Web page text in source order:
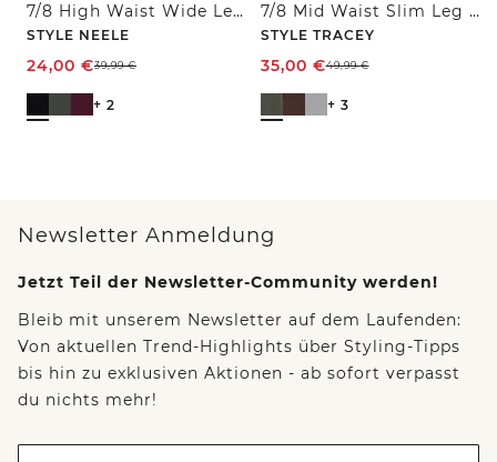
7/8 High Waist Wide Leg Jerseyhose im Loose Fit
STYLE NEELE
24,00 €39,99€
+ 2
7/8 Mid Waist Slim Leg Hose im Casual Fit
STYLE TRACEY
35,00 €49,99€
+ 3
Newsletter Anmeldung
Jetzt Teil der Newsletter-Community werden!
Bleib mit unserem Newsletter auf dem Laufenden:
Von aktuellen Trend-Highlights über Styling-Tipps
bis hin zu exklusiven Aktionen - ab sofort verpasst
du nichts mehr!